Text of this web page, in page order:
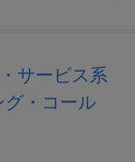
サービス系
・コール